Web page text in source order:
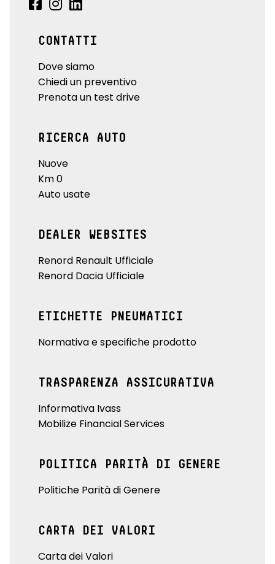
CONTATTI
Dove siamo
Chiedi un preventivo
Prenota un test drive
RICERCA AUTO
Nuove
Km 0
Auto usate
DEALER WEBSITES
Renord Renault Ufficiale
Renord Dacia Ufficiale
ETICHETTE PNEUMATICI
Normativa e specifiche prodotto
TRASPARENZA ASSICURATIVA
Informativa Ivass
Mobilize Financial Services
POLITICA PARITÀ DI GENERE
Politiche Parità di Genere
CARTA DEI VALORI
Carta dei Valori